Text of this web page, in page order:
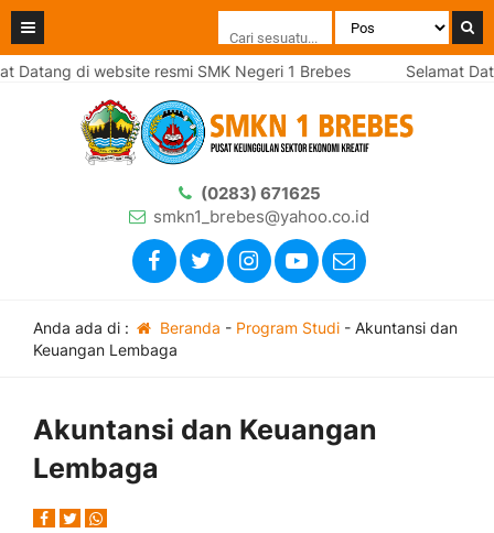
Datang di website resmi SMK Negeri 1 Brebes Selamat
(0283) 671625
smkn1_brebes@yahoo.co.id
Anda ada di : Beranda - Program Studi- Akuntansi dan
Keuangan Lembaga
Akuntansi dan Keuangan
Lembaga